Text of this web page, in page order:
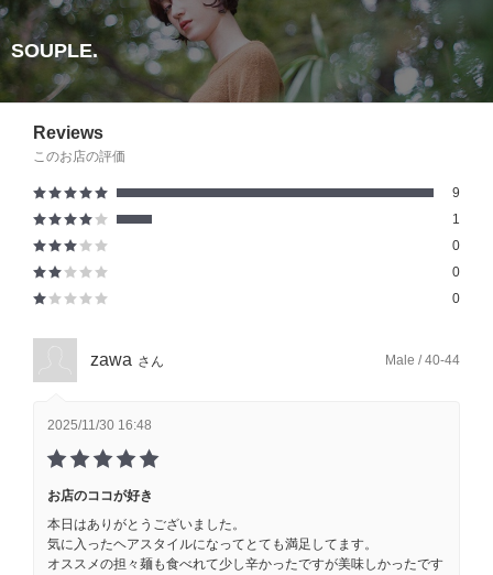
SOUPLE.
Reviews
このお店の評価
9
1
0
0
0
zawa さん Male / 40-44
2025/11/30 16:48
お店のココが好き
本日はありがとうございました。
気に入ったヘアスタイルになってとても満足してます。
オススメの担々麺も食べれて少し辛かったですが美味しかったです